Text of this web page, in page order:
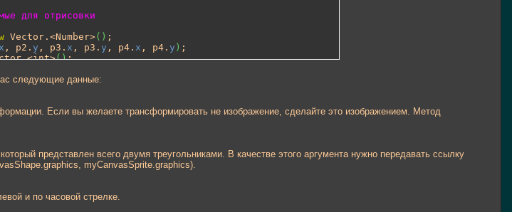
для отрисовки
Vector.<Number>( ) ;
, p2. y , p3. x , p3. y , p4. x , p4. y ) ;
();
()
собой
следующие данные:
Если вы желаете трансформировать не изображение, сделайте это изображением. Метод
представлен всего двумя треугольниками. В качестве этого аргумента нужно передавать ссылку
myCanvasSprite.graphics).
и по часовой стрелке.